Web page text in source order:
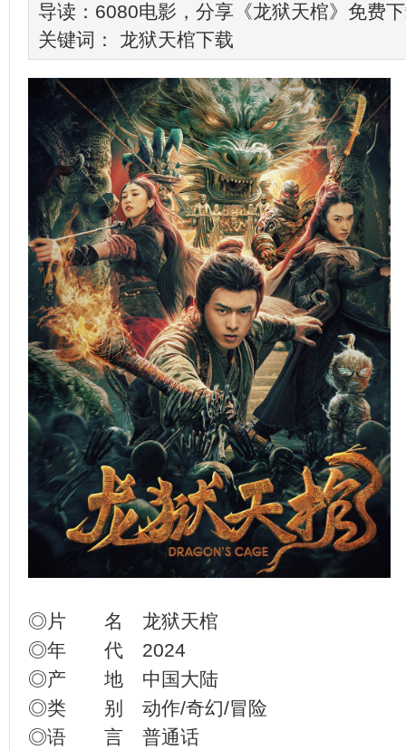
导读：6080电影，分享《龙狱天棺》免费
关键词： 龙狱天棺下载
◎片 名 龙狱天棺
◎年 代 2024
◎产 地 中国大陆
◎类 别 动作/奇幻/冒险
◎语 言 普通话